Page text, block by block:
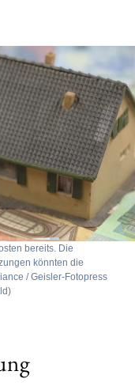
bereits. Die
könnten die
/ Geisler-Fotopress